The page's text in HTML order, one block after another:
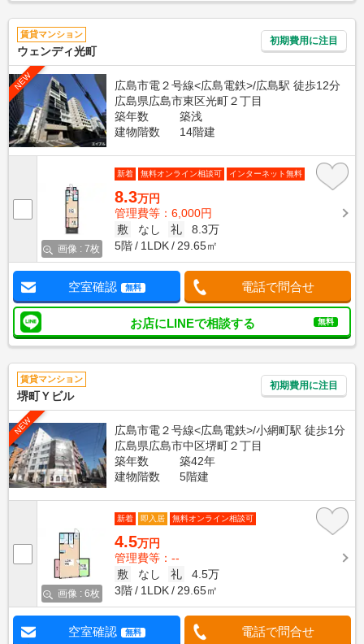
賃貸マンション
ウェンディ光町
初期費用に注目
NEW
広島市電２号線<広島電鉄>/広島駅 徒歩12分
広島県広島市東区光町２丁目
築年数
築浅
建物階数
14階建
画像 : 7枚
新着 無料オンライン相談可 インターネット無料
8.3万円
管理費等：6,000円
敷
なし 礼
8.3万
5階
1LDK 29.65㎡
空室確認 無料 電話で問合せ
お店にLINEで相談する 無料
賃貸マンション
堺町Ｙビル
初期費用に注目
NEW
広島市電２号線<広島電鉄>/小網町駅 徒歩1分
広島県広島市中区堺町２丁目
築年数
築42年
建物階数
5階建
画像 : 6枚
新着 即入居 無料オンライン相談可
4.5万円
管理費等：--
敷
なし 礼
4.5万
3階
1LDK 29.65㎡
空室確認 無料 電話で問合せ